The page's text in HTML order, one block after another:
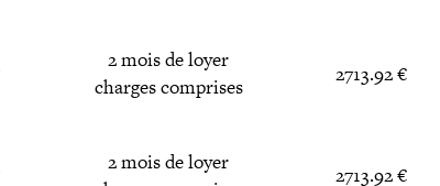
2 mois de loyer
charges comprises
2713.92 €
2 mois de loyer
2713.92 €